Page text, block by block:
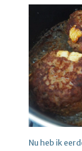
Nu heb ik